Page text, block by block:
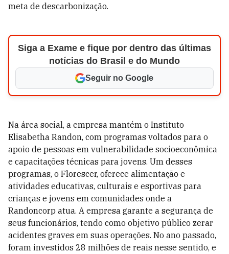
meta de descarbonização.
Siga a Exame e fique por dentro das últimas
notícias do Brasil e do Mundo
Seguir no Google
Na área social, a empresa mantém o Instituto
Elisabetha Randon, com programas voltados para o
apoio de pessoas em vulnerabilidade socioeconômica
e capacitações técnicas para jovens. Um desses
programas, o Florescer, oferece alimentação e
atividades educativas, culturais e esportivas para
crianças e jovens em comunidades onde a
Randoncorp atua. A empresa garante a segurança de
seus funcionários, tendo como objetivo público zerar
acidentes graves em suas operações. No ano passado,
foram investidos 28 milhões de reais nesse sentido, e